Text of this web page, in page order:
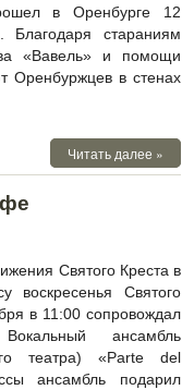
в Оренбурге 12
Благодаря стараниям
«Вавель» и помощи
Оренбуржцев в стенах
Читать далее »
Святого Креста в
Святого
в 11:00 сопровождал
ансамбль
театра) «Parte del
ансамбль подарил